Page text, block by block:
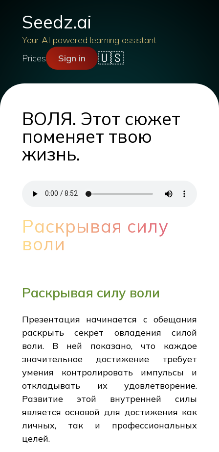
Seedz.ai
Your AI powered learning assistant
Prices
Sign in 🇺🇸
ВОЛЯ. Этот сюжет
поменяет твою
жизнь.
Раскрывая силу
воли
Раскрывая силу воли
Презентация начинается с обещания
раскрыть секрет овладения силой
воли. В ней показано, что каждое
значительное достижение требует
умения контролировать импульсы и
откладывать их удовлетворение.
Развитие этой внутренней силы
является основой для достижения как
личных, так и профессиональных
целей.